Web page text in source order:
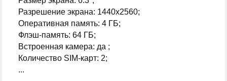
Разрешение экрана: 1440x2560;
Оперативная память: 4 ГБ;
Флэш-память: 64 ГБ;
Встроенная камера: да ;
Количество SIM-карт: 2;
...